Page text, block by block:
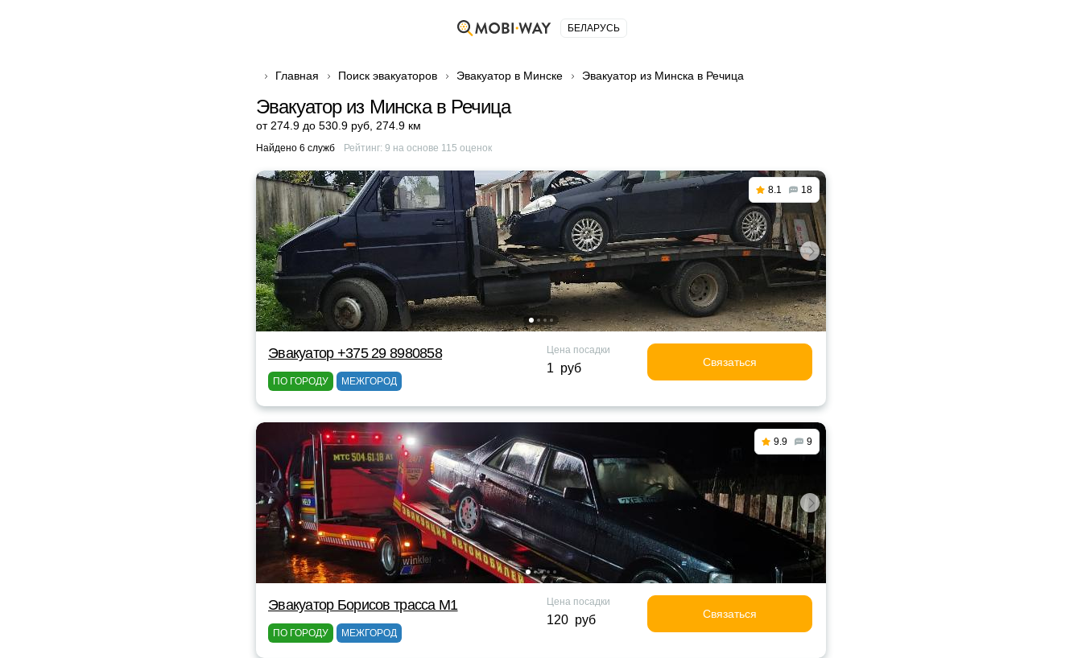
БЕЛАРУСЬ
Главная Поиск эвакуаторов Эвакуатор в Минске Эвакуатор из Минска в Речица
Эвакуатор из Минска в Речица
от 274.9 до 530.9 руб 274.9 км
Найдено 6 служб Рейтинг: 9 на основе 115 оценок
8.1 18
Эвакуатор +375 29 8980858
ПО ГОРОДУ МЕЖГОРОД
Цена посадки
1 руб Связаться
9.9 9
Эвакуатор Борисов трасса М1
ПО ГОРОДУ МЕЖГОРОД
Цена посадки
120 руб Связаться